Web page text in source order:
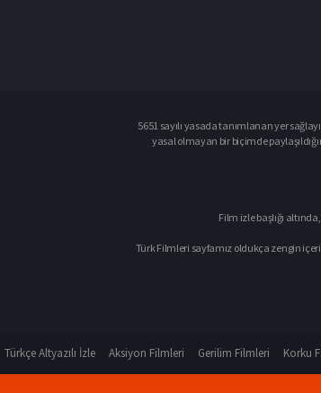
5651 sayılı yasada tanımlanan yer
yasal olmayan bir biçimde
Film izle başlığı
Türk Filmleri sayfamız oldukça zengin
Türkçe Altyazılı İzle Aksiyon Filmleri Gerilim Filmleri Korku